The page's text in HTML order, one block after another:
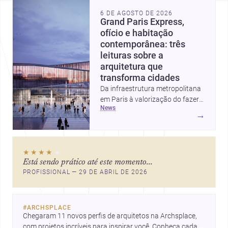
6 DE AGOSTO DE 2026
Grand Paris Express,
ofício e habitação
contemporânea: três
leituras sobre a
arquitetura que
transforma cidades
Da infraestrutura metropolitana
em Paris à valorização do fazer
artesanal e à casa elevada da
doméstica. Um panorama
inspirador para profissionais que
news
→
★★★★ ★
Está sendo prático até este momento...
PROFISSIONAL — 29 DE ABRIL DE 2026
#ARCHSPLACE
Chegaram 11 novos perfis de arquitetos na Archsplace,